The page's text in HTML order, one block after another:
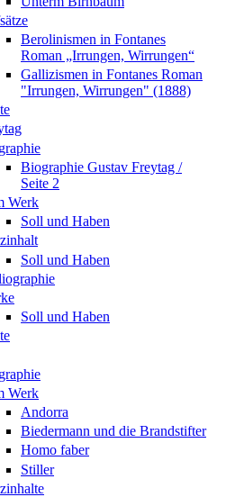
Berolinismen in Fontanes
Roman „Irrungen, Wirrungen“
Gallizismen in Fontanes Roman
"Irrungen, Wirrungen" (1888)
Biographie Gustav Freytag /
Seite 2
Werk
Soll und Haben
Soll und Haben
Soll und Haben
Werk
Andorra
Biedermann und die Brandstifter
Homo faber
Stiller